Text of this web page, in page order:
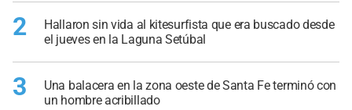
2
Hallaron sin vida al kitesurfista que era buscado desde
el jueves en la Laguna Setúbal
3
Una balacera en la zona oeste de Santa Fe terminó con
un hombre acribillado